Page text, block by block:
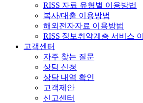
RISS 자료 유형별 이용방법
복사/대출 이용방법
해외전자자료 이용방법
RISS 정보취약계층 서비스
고객센터
자주 찾는 질문
상담 신청
상담 내역 확인
고객제안
신고센터